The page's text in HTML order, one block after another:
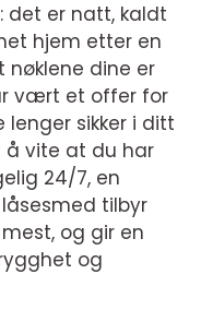
det er natt, kaldt
hjem etter en
nøklene dine er
vært et offer for
lenger sikker i ditt
å vite at du har
24/7, en
tilbyr
og gir en
og